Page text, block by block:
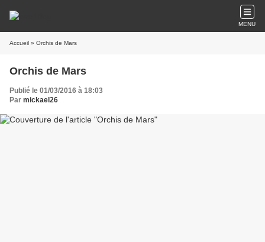
MENU
Accueil » Orchis de Mars
Orchis de Mars
Publié le 01/03/2016 à 18:03
Par mickael26